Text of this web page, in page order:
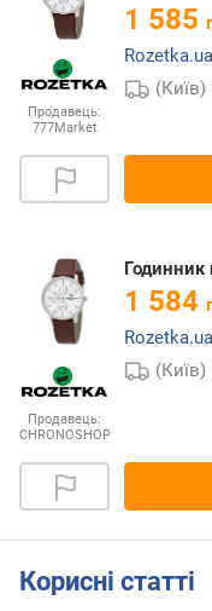
Продавець:
777Market
1 585
Rozetka.ua
(Київ)
Продавець:
CHRONOSHOP
Годинник
1 584
Rozetka.ua
(Київ)
Корисні статті